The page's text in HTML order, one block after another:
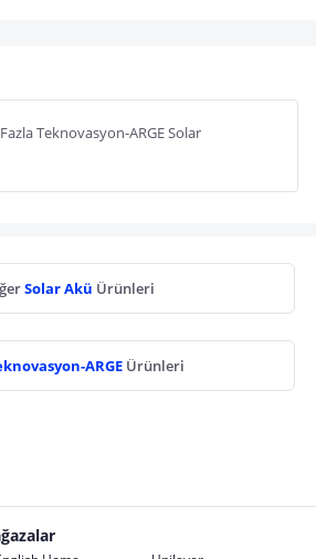
Teknovasyon-ARGE Solar
Solar Akü Ürünleri
ARGE Ürünleri